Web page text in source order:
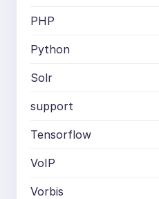
PHP
Python
Solr
support
Tensorflow
VoIP
Vorbis